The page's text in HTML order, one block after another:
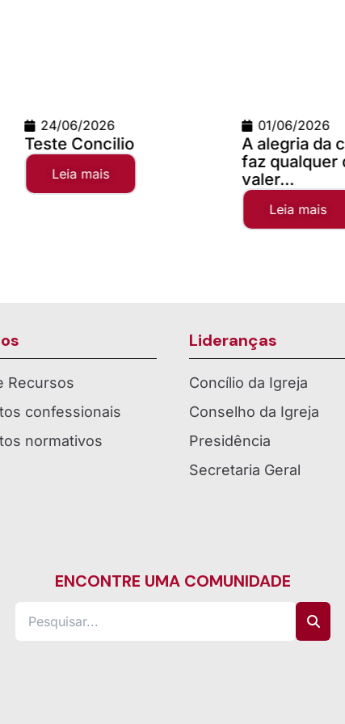
01/06/2026
A alegria da comunhão
faz qualquer distância
valer...
02/
2025
Leia
Recursos
confessionais
normativos
Lideranças
Concílio da Igreja
Conselho da Igreja
Presidência
Secretaria Geral
ENCONTRE UMA COMUNIDADE